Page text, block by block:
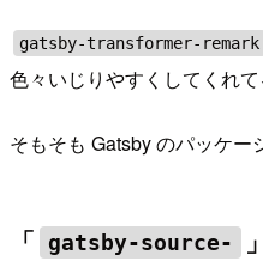
gatsby-transformer-remark
色々いじりやすくしてくれて
そもそも Gatsby のパッケー
「 gatsby-source-